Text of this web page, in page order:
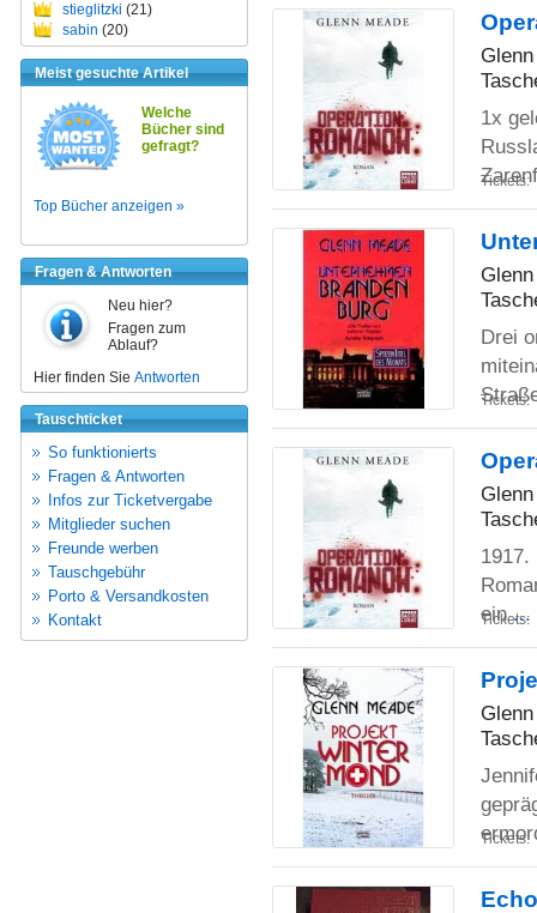
stieglitzki (21)
sabin (20)
Meist gesuchte Artikel
Welche
Bücher sind
gefragt?
Top Bücher anzeigen »
Fragen & Antworten
Neu hier?
Fragen zum
Ablauf?
Hier finden Sie Antworten
Tauschticket
So funktionierts
Fragen & Antworten
Infos zur Ticketvergabe
Mitglieder suchen
Freunde werben
Tauschgebühr
Porto & Versandkosten
Kontakt
1x
Tickets:
Drei
Tickets:
1917.
ein...
Tickets:
Tickets: